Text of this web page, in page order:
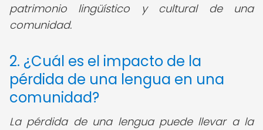
patrimonio lingüístico y cultural de una
comunidad.
2. ¿Cuál es el impacto de la
pérdida de una lengua en una
comunidad?
La pérdida de una lengua puede llevar a la